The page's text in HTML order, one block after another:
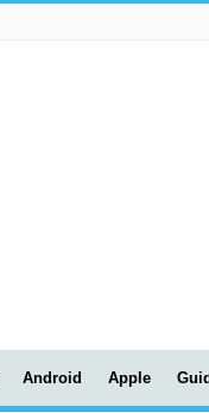
Android Apple